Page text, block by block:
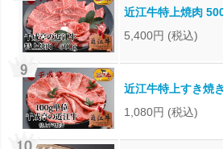
近江牛特上焼肉
5,400円 (税込)
近江牛特上すき
1,080円 (税込)